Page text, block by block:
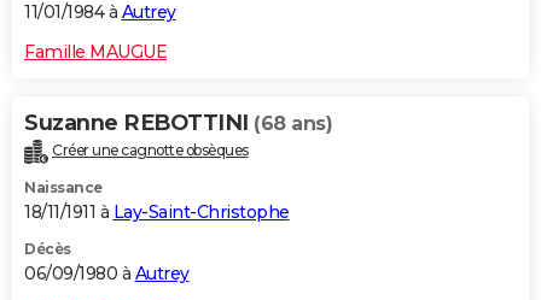
11/01/1984 à Autrey
Famille MAUGUE
Suzanne REBOTTINI (68 ans)
Créer une cagnotte obsèques
Naissance
18/11/1911 à Lay-Saint-Christophe
Décès
06/09/1980 à Autrey